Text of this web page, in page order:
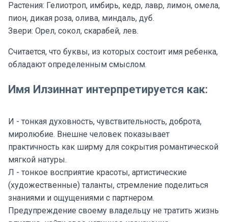
Растения: Гелиотроп, имбирь, кедр, лавр, лимон, омела,
пион, дикая роза, олива, миндаль, дуб.
Звери: Орел, сокол, скарабей, лев.
Считается, что буквы, из которых состоит имя ребенка,
обладают определенным смыслом.
Имя Илзиннат интерпретируется как:
И - тонкая духовность, чувствительность, доброта,
миролюбие. Внешне человек показывает
практичность как ширму для сокрытия романтической
мягкой натуры.
Л - тонкое восприятие красоты, артистические
(художественные) таланты, стремление поделиться
знаниями и ощущениями с партнером.
Предупреждение своему владельцу не тратить жизнь